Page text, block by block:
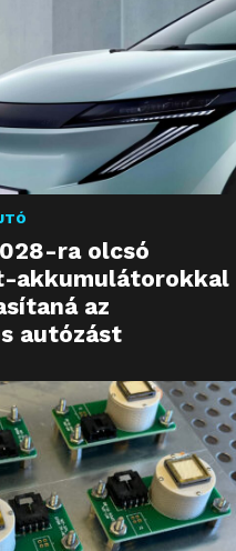
ra olcsó
akkumulátorokkal
az
autózást